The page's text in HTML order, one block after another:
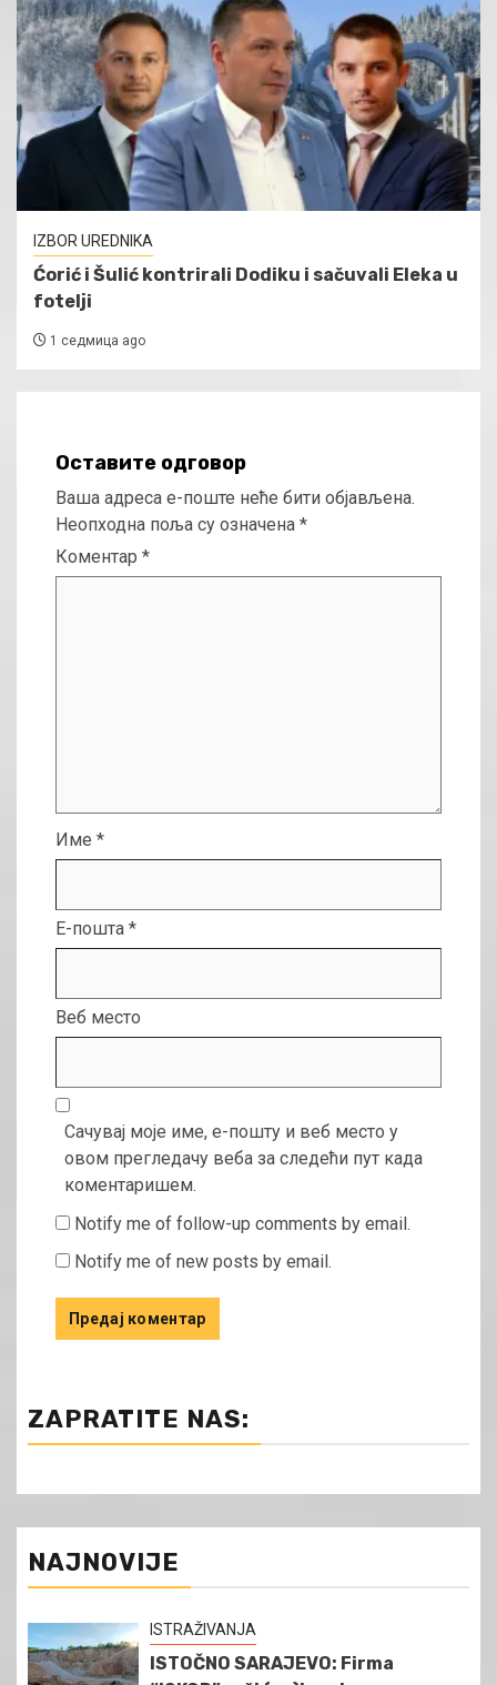
IZBOR UREDNIKA
Ćorić i Šulić kontrirali Dodiku i sačuvali Eleka u
fotelji
1 седмица ago
Оставите одговор
Ваша адреса е-поште неће бити објављена.
Неопходна поља су означена *
Коментар *
Име *
Е-пошта *
Веб место
Сачувај моје име, е-пошту и веб место у
овом прегледачу веба за следећи пут када
коментаришем.
Notify me of follow-up comments by email.
Notify me of new posts by email.
ZAPRATITE NAS:
NAJNOVIJE
ISTRAŽIVANJA
ISTOČNO SARAJEVO: Firma